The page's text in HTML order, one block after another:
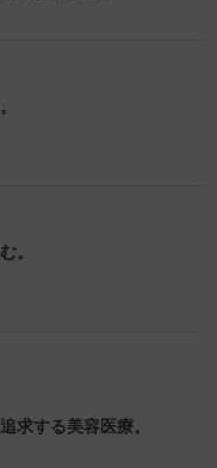
。
求する美容医療。